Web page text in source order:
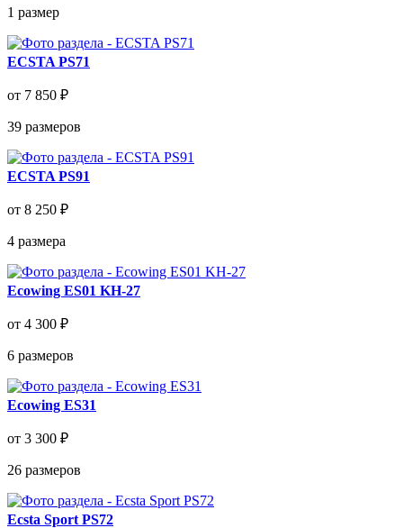
1 размер
ECSTA PS71
от 7 850 ₽
39 размеров
ECSTA PS91
от 8 250 ₽
4 размера
Ecowing ES01 KH-27
от 4 300 ₽
6 размеров
Ecowing ES31
от 3 300 ₽
26 размеров
Ecsta Sport PS72